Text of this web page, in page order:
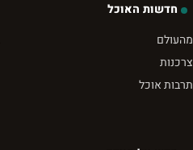
חדשות האוכל
מהעולם
צרכנות
תרבות אוכל